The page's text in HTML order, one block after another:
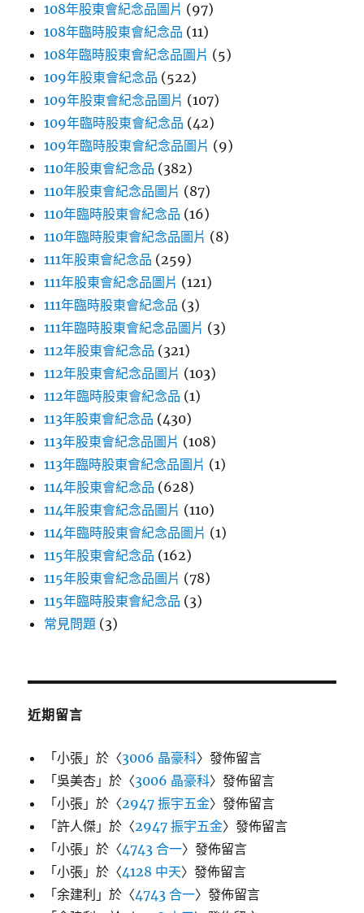
108年股東會紀念品圖片 (97)
108年臨時股東會紀念品 (11)
108年臨時股東會紀念品圖片 (5)
109年股東會紀念品 (522)
109年股東會紀念品圖片 (107)
109年臨時股東會紀念品 (42)
109年臨時股東會紀念品圖片 (9)
110年股東會紀念品 (382)
110年股東會紀念品圖片 (87)
110年臨時股東會紀念品 (16)
110年臨時股東會紀念品圖片 (8)
111年股東會紀念品 (259)
111年股東會紀念品圖片 (121)
111年臨時股東會紀念品 (3)
111年臨時股東會紀念品圖片 (3)
112年股東會紀念品 (321)
112年股東會紀念品圖片 (103)
112年臨時股東會紀念品 (1)
113年股東會紀念品 (430)
113年股東會紀念品圖片 (108)
113年臨時股東會紀念品圖片 (1)
114年股東會紀念品 (628)
114年股東會紀念品圖片 (110)
114年臨時股東會紀念品圖片 (1)
115年股東會紀念品 (162)
115年股東會紀念品圖片 (78)
115年臨時股東會紀念品 (3)
常見問題 (3)
近期留言
「小張 」於〈3006 晶豪科〉發佈留言
「吳美杏 」於〈3006 晶豪科〉發佈留言
「小張 」於〈2947 振宇五金〉發佈留言
「許人傑 」於〈2947 振宇五金〉發佈留言
「小張 」於〈4743 合一〉發佈留言
「小張 」於〈4128 中天〉發佈留言
「余建利 」於〈4743 合一〉發佈留言